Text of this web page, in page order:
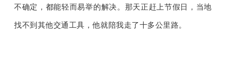
不确定，都能轻而易举的解决。那天正赶上节假日，当地
找不到其他交通工具，他就陪我走了十多公里路。